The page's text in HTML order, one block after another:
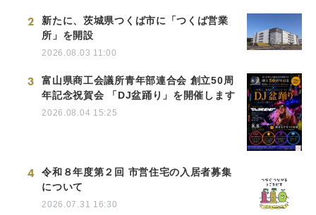
2
新たに、茨城県つくば市に「つくば営業
所」を開設
2026.08.03 11:00
3
富山県商工会議所青年部連合会 創立50周
年記念祝賀会 「DJ盆踊り」を開催します
2026.08.04 15:25
4
令和８年度第２回 市営住宅の入居者募集
について
2026.07.31 16:30